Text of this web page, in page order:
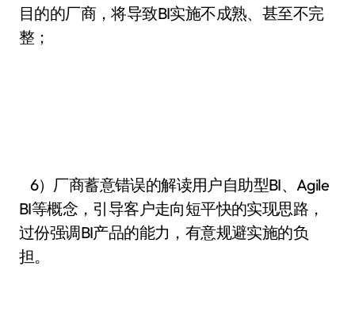
目的的厂商，将导致BI实施不成熟、甚至不完
整；
6）厂商蓄意错误的解读用户自助型BI、Agile
BI等概念，引导客户走向短平快的实现思路，
过份强调BI产品的能力，有意规避实施的负
担。